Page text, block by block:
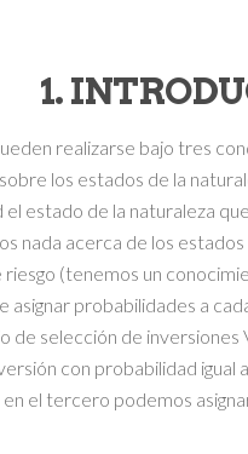
1.
realizarse bajo tres
los estados de la
estado de la naturaleza
nada acerca de los
(tenemos un
asignar probabilidades a
de selección de
con probabilidad igual
el tercero podemos